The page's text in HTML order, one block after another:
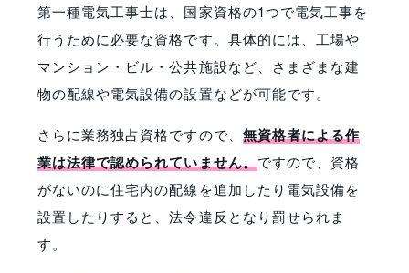
第一種電気工事士は、国家資格の1つで電気工事を
行うために必要な資格です。具体的には、工場や
マンション・ビル・公共施設など、さまざまな建
物の配線や電気設備の設置などが可能です。
さらに業務独占資格ですので、 無資格者による作
業は法律で認められていません。ですので、資格
がないのに住宅内の配線を追加したり電気設備を
設置したりすると、法令違反となり罰せられま
す。